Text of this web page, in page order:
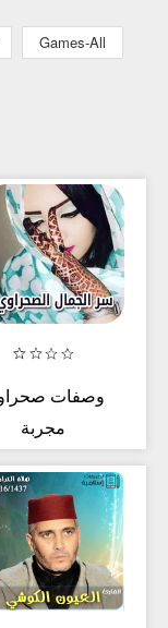
Games-All
وصفات
مجربة